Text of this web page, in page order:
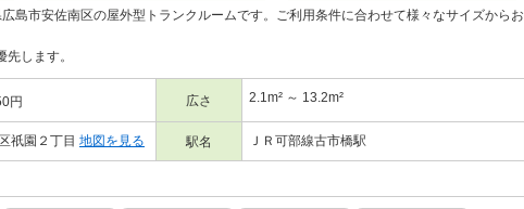
島市安佐南区の屋外型トランクルームです。ご利用条件に合わせて様々なサイズからお
します。
円 広さ 2.1m² ～ 13.2m²
祇園２丁目 地図を見る 駅名 ＪＲ可部線古市橋駅